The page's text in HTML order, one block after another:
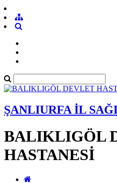
ŞANLIURFA İL
BALIKLIGÖL
HASTANESİ